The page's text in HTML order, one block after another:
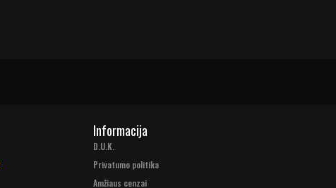
Informacija
D.U.K.
Privatumo politika
Amžiaus cenzai